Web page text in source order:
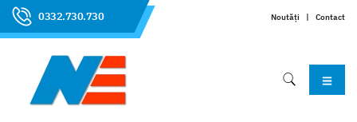
0332.730.730 Noutăți | Contact